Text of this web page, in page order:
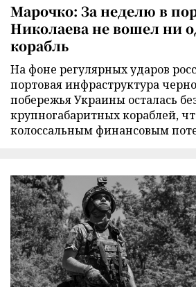
Марочко: За неделю в
Николаева не вошел ни
корабль
На фоне регулярных ударов
портовая инфраструктура
побережья Украины осталась
крупногабаритных кораблей,
колоссальным финансовым